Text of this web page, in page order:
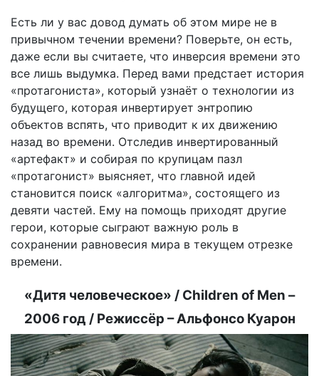
Есть ли у вас довод думать об этом мире не в
привычном течении времени? Поверьте, он есть,
даже если вы считаете, что инверсия времени это
все лишь выдумка. Перед вами предстает история
«протагониста», который узнаёт о технологии из
будущего, которая инвертирует энтропию
объектов вспять, что приводит к их движению
назад во времени. Отследив инвертированный
«артефакт» и собирая по крупицам пазл
«протагонист» выясняет, что главной идей
становится поиск «алгоритма», состоящего из
девяти частей. Ему на помощь приходят другие
герои, которые сыграют важную роль в
сохранении равновесия мира в текущем отрезке
времени.
«Дитя человеческое» / Children of Men –
2006 год / Режиссёр – Альфонсо Куарон